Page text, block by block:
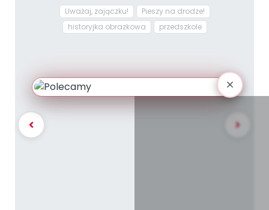
Uważaj, zajączku!
Pieszy na drodze!
historyjka obrazkowa
przedszkole